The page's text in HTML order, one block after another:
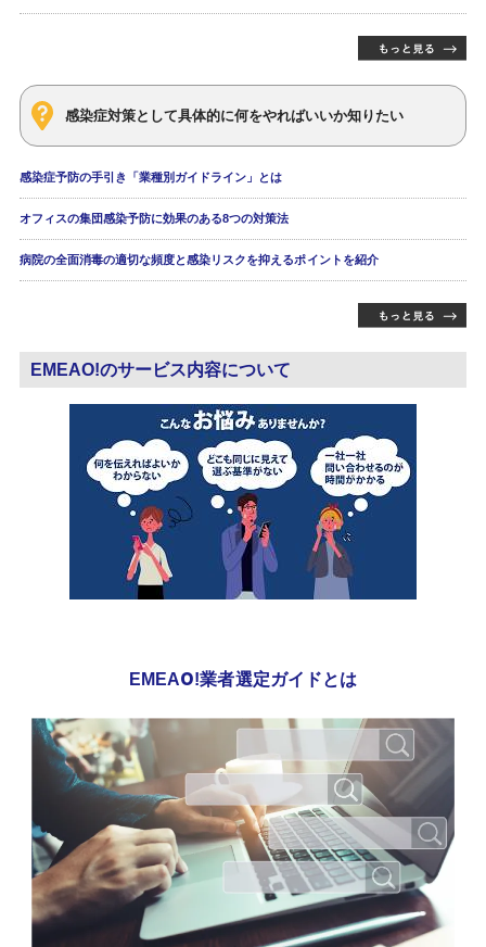
感染症対策として具体的に何をやればいいか知りたい
感染症予防の手引き「業種別ガイドライン」とは
オフィスの集団感染予防に効果のある8つの対策法
病院の全面消毒の適切な頻度と感染リスクを抑えるポイントを紹介
EMEAO!のサービス内容について
EMEAO!業者選定ガイドとは